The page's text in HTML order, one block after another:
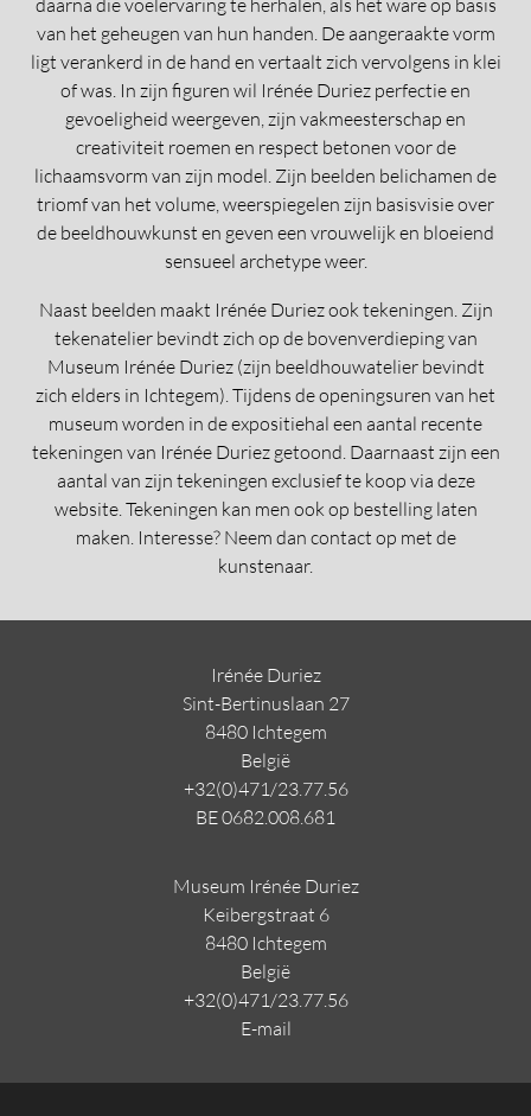
van het geheugen van hun handen. De aangeraakte vorm
ligt verankerd in de hand en vertaalt zich vervolgens in klei
of was. In zijn figuren wil Irénée Duriez perfectie en
gevoeligheid weergeven, zijn vakmeesterschap en
creativiteit roemen en respect betonen voor de
lichaamsvorm van zijn model. Zijn beelden belichamen de
triomf van het volume, weerspiegelen zijn basisvisie over
de beeldhouwkunst en geven een vrouwelijk en bloeiend
sensueel archetype weer.
Naast beelden maakt Irénée Duriez ook tekeningen. Zijn
tekenatelier bevindt zich op de bovenverdieping van
Museum Irénée Duriez (zijn beeldhouwatelier bevindt
zich elders in Ichtegem). Tijdens de openingsuren van het
museum worden in de expositiehal een aantal recente
tekeningen van Irénée Duriez getoond. Daarnaast zijn een
aantal van zijn tekeningen exclusief te koop via deze
website. Tekeningen kan men ook op bestelling laten
maken. Interesse? Neem dan contact op met de
kunstenaar.
Irénée Duriez
Sint-Bertinuslaan 27
8480 Ichtegem
België
+32(0)471/23.77.56
BE 0682.008.681
Museum Irénée Duriez
Keibergstraat 6
8480 Ichtegem
België
+32(0)471/23.77.56
E-mail